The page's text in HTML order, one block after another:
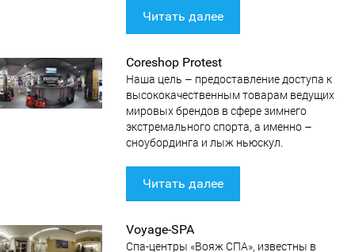
Читать далее
Coreshop Protest
Наша цель – предоставление доступа к
высококачественным товарам ведущих
мировых брендов в сфере зимнего
экстремального спорта, а именно –
сноубординга и лыж ньюскул.
Читать далее
Voyage-SPA
Спа-центры «Вояж СПА», известны в